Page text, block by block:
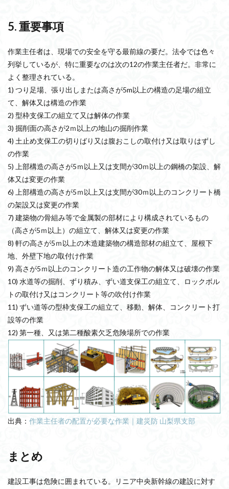
5. 重要事項
作業主任者は、現場での安全を守る最前線の要だ。法令では色々
列挙しているが、特に重要なのは次の12の作業主任者だ。非常に
よく整理されている。
1) つり足場、張り出しまたは高さが5m以上の構造の足場の組立
て、解体又は構造の作業
2) 型枠支保工の組立て又は解体の作業
3) 掘削面の高さが2ｍ以上の地山の掘削作業
4) 土止め支保工の切りばり又は腹おこしの取付け又は取りはずし
の作業
5) 上部構造の高さが5ｍ以上又は支間が30ｍ以上の鋼橋の架設、解
体又は変更の作業
6) 上部構造の高さが5ｍ以上又は支間が30ｍ以上のコンクリート橋
の架設又は変更の作業
7) 建築物の骨組み等で金属製の部材により構成されているもの
（高さが5ｍ以上）の組立て、解体又は変更の作業
8) 軒の高さが5ｍ以上の木造建築物の構造部材の組立て、屋根下
地、外壁下地の取付け作業
9) 高さが5ｍ以上のコンクリート造の工作物の解体又は破壊の作業
10) 水道等の掘削、ずり積み、ずい道支保工の組立て、ロックボル
トの取付け又はコンクリート等の吹付け作業
11) ずい道等の型枠支保工の組立て、移動、解体、コンクリート打
設等の作業
12) 第一種、又は第二種酸素欠乏危険場所での作業
出典： 作業主任者の配置が必要な作業｜建災防 山梨県支部
まとめ
建設工事は危険に囲まれている。リニア中央新幹線の建設に対す